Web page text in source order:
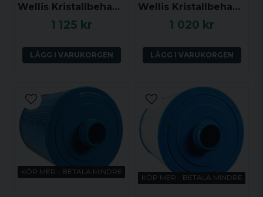
Wellis Kristallbehandling set (klorin)
1 125 kr
LÄGG I VARUKORGEN
Wellis Kristallbehandling set (klorinfritt)
1 020 kr
LÄGG I VARUKORGEN
KÖP MER - BETALA MINDRE
KÖP MER - BETALA MINDRE